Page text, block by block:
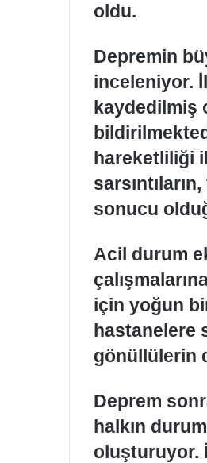
oldu.
Depremin
inceleniyor.
kaydedilmiş
hareketliliği
sonucu
Acil durum
için yoğun
hastanelere
gönüllülerin
Deprem
halkın
oluşturuyor.